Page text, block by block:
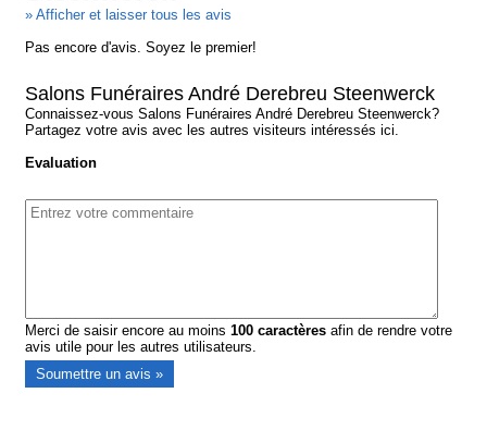
» Afficher et laisser tous les avis
Pas encore d'avis. Soyez le premier!
Salons Funéraires André Derebreu Steenwerck
Connaissez-vous Salons Funéraires André Derebreu Steenwerck?
Partagez votre avis avec les autres visiteurs intéressés ici.
Evaluation
Merci de saisir encore au moins100 caractères afin de rendre votre
avis utile pour les autres utilisateurs.